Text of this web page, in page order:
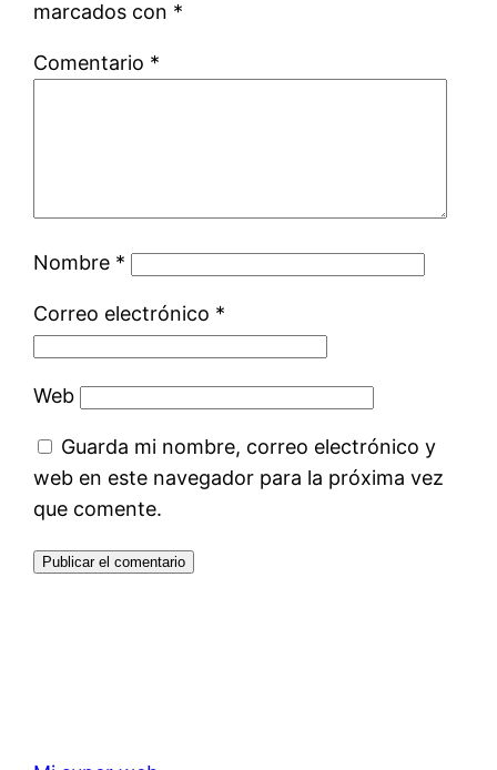
marcados con *
Comentario *
Nombre *
Correo electrónico *
Web
Guarda mi nombre, correo electrónico y
web en este navegador para la próxima vez
que comente.